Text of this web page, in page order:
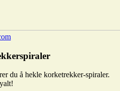
du å hekle korketrekker-spiraler.